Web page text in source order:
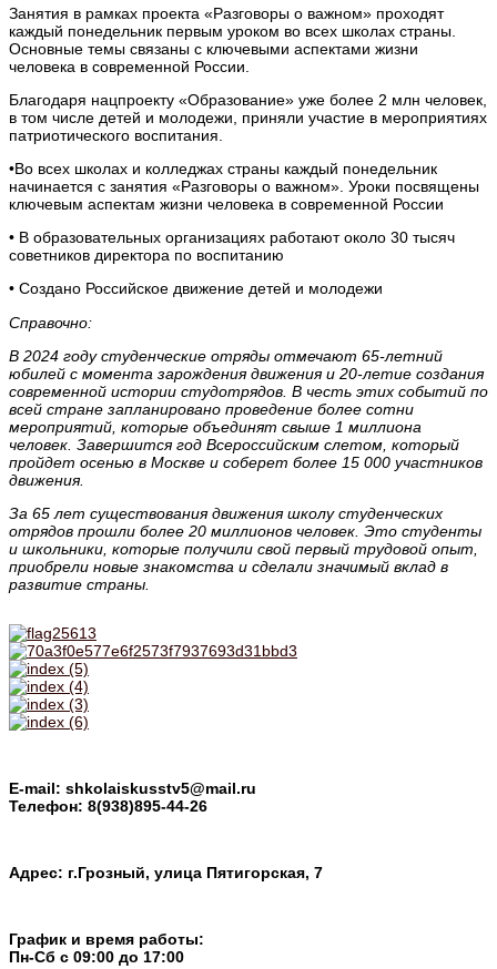
Занятия в рамках проекта «Разговоры о важном» проходят
каждый понедельник первым уроком во всех школах страны.
Основные темы связаны с ключевыми аспектами жизни
человека в современной России.
Благодаря нацпроекту «Образование» уже более 2 млн человек,
в том числе детей и молодежи, приняли участие в мероприятиях
патриотического воспитания.
•Во всех школах и колледжах страны каждый понедельник
начинается с занятия «Разговоры о важном». Уроки посвящены
ключевым аспектам жизни человека в современной России
• В образовательных организациях работают около 30 тысяч
советников директора по воспитанию
• Создано Российское движение детей и молодежи
Справочно:
В 2024 году студенческие отряды отмечают 65-летний
юбилей с момента зарождения движения и 20-летие создания
современной истории студотрядов. В честь этих событий по
всей стране запланировано проведение более сотни
мероприятий, которые объединят свыше 1 миллиона
человек. Завершится год Всероссийским слетом, который
пройдет осенью в Москве и соберет более 15 000 участников
движения.
За 65 лет существования движения школу студенческих
отрядов прошли более 20 миллионов человек. Это студенты
и школьники, которые получили свой первый трудовой опыт,
приобрели новые знакомства и сделали значимый вклад в
развитие страны.
E-mail: shkolaiskusstv5@mail.ru
Телефон: 8(938)895-44-26
Адрес: г.Грозный, улица Пятигорская, 7
График и время работы:
Пн-Cб с 09:00 до 17:00